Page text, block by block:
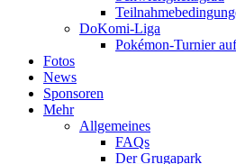
DoKomi-Liga
Pokémon-Turnier
Fotos
News
Sponsoren
Mehr
Allgemeines
FAQs
Der Grugapark